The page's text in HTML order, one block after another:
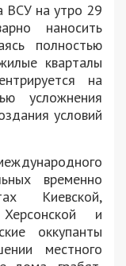
ВСУ на утро 29
наносить
полностью
кварталы
на
усложнения
условий
временно
Киевской,
и
оккупанты
местного